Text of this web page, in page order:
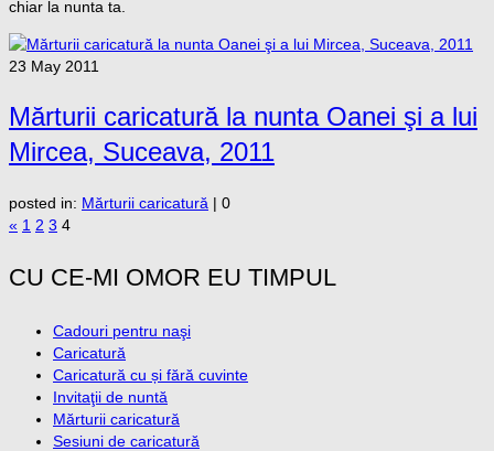
chiar la nunta ta.
23 May 2011
Mărturii caricatură la nunta Oanei şi a lui
Mircea, Suceava, 2011
posted in: Mărturii caricatură | 0
« 1 2 3 4
CU CE-MI OMOR EU TIMPUL
Cadouri pentru naşi
Caricatură
Caricatură cu și fără cuvinte
Invitaţii de nuntă
Mărturii caricatură
Sesiuni de caricatură